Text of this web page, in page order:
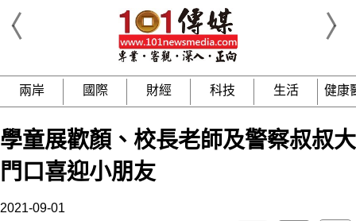
兩岸 國際 財經 科技 生活 健康
學童展歡顏、校長老師及警察叔叔大
門口喜迎小朋友
2021-09-01